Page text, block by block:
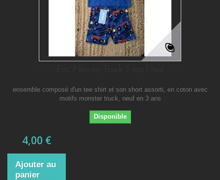
ensemble composé d'un tee shirt et son short assorti, en coton avec
motifs monster truck, neuf en 3 ans
Disponible
4,00 €
Ajouter au
panier